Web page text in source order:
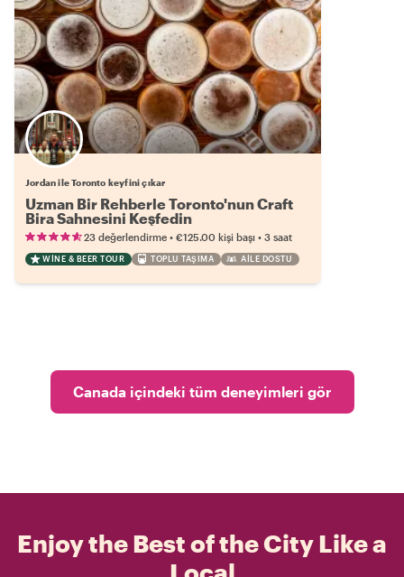
Jordan ile Toronto keyfini çıkar
Uzman Bir Rehberle Toronto'nun Craft
Bira Sahnesini Keşfedin
23 değerlendirme • €125.00 kişi başı • 3 saat
WINE & BEER TOUR TOPLU TAŞIMA AILE DOSTU
Canada içindeki tüm deneyimleri gör
Enjoy the Best of the City Like a